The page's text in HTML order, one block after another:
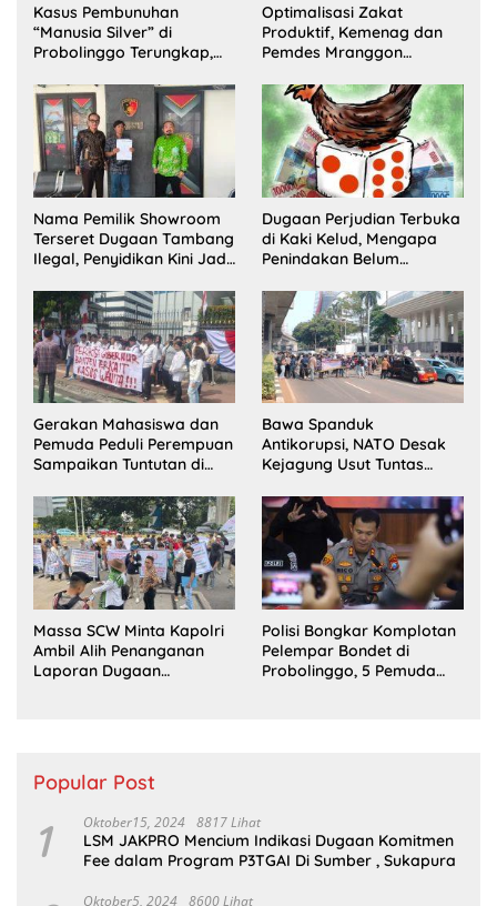
Kasus Pembunuhan
“Manusia Silver” di
Probolinggo Terungkap,
Satu Buron
Optimalisasi Zakat
Produktif, Kemenag dan
Pemdes Mranggon
Pelaksana Kampung
Zakat
Nama Pemilik Showroom
Terseret Dugaan Tambang
Ilegal, Penyidikan Kini Jadi
Dugaan Perjudian Terbuka
di Kaki Kelud, Mengapa
Penindakan Belum
Gerakan Mahasiswa dan
Pemuda Peduli Perempuan
Sampaikan Tuntutan di
Bawa Spanduk
Antikorupsi, NATO Desak
Kejagung Usut Tuntas
Massa SCW Minta Kapolri
Ambil Alih Penanganan
Laporan Dugaan
Polisi Bongkar Komplotan
Pelempar Bondet di
Probolinggo, 5 Pemuda
Popular Post
1 Oktober15, 2024 8817 Lihat
LSM JAKPRO Mencium Indikasi Dugaan Komitmen
Fee dalam Program P3TGAI Di Sumber , Sukapura
Oktober5, 2024 8600 Lihat